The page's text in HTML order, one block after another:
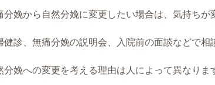
分娩から自然分娩に変更したい場合は、気持ちが
健診、無痛分娩の説明会、入院前の面談などで
分娩への変更を考える理由は人によって異なりま